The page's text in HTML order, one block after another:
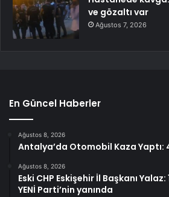
ve gözaltı var
Ağustos 7, 2026
En Güncel Haberler
Ağustos 8, 2026
Antalya’da Otomobil Kaza Yaptı:
Ağustos 8, 2026
Eski CHP Eskişehir İl Başkanı
YENİ Parti’nin yanında